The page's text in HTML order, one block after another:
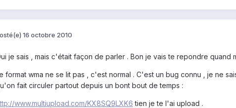
16 octobre 2010
je sais , mais c'était façon de parler . Bon je vais te repondre
format wma ne se lit pas , c'est normal . C'est un bug connu , je ne
fait circuler partout depuis un bont bout de temps :
www.multiupload.com/KX8SQ9LXK6 tien je te l'ai upload .